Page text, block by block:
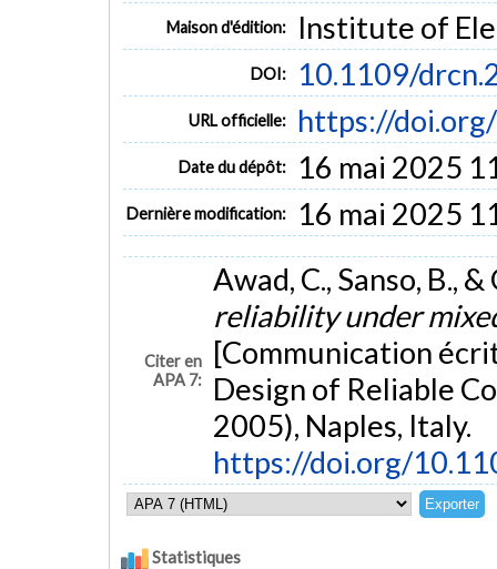
Maison d'édition: Institute of
DOI: 10.1109/
URL officielle: https://
Date du dépôt: 16 mai 2025
Dernière modification: 16 mai 2025
Citer en
APA 7:
Awad, C., Sanso, B.,
reliability under
[Communication
Design of Reliable
2005), Naples, Italy.
https://doi.org/
Statistiques